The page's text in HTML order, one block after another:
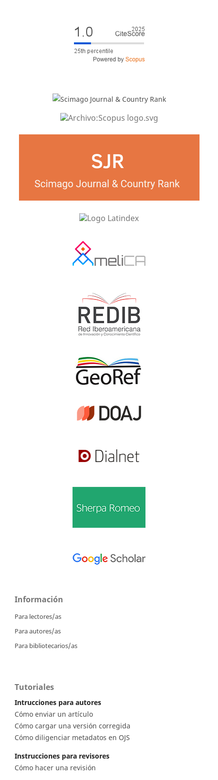
Información
Para lectores/as
Para autores/as
Para bibliotecarios/as
Tutoriales
Intrucciones para autores
Cómo enviar un artículo
Cómo cargar una versión corregida
Cómo diligenciar metadatos en OJS
Instrucciones para revisores
Cómo hacer una revisión